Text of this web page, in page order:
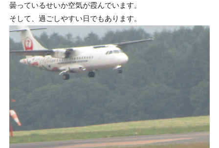
曇っているせいか空気が霞んでいます。
そして、過ごしやすい日でもあります。